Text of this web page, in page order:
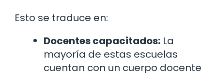
Esto se traduce en:
Docentes capacitados: La
mayoría de estas escuelas
cuentan con un cuerpo docente